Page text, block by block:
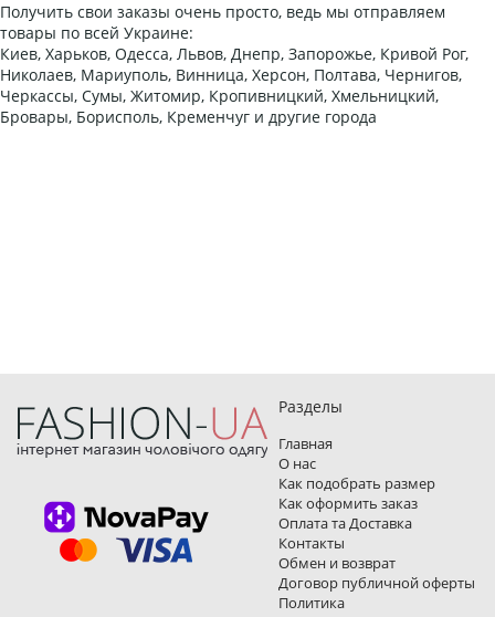
Получить свои заказы очень просто, ведь мы отправляем
товары по всей Украине:
Киев, Харьков, Одесса, Львов, Днепр, Запорожье, Кривой Рог,
Николаев, Мариуполь, Винница, Херсон, Полтава, Чернигов,
Черкассы, Сумы, Житомир, Кропивницкий, Хмельницкий,
Бровары, Борисполь, Кременчуг и другие города
Разделы
Главная
О нас
Как подобрать размер
Как оформить заказ
Оплата та Доставка
Контакты
Обмен и возврат
Договор публичной оферты
Политика